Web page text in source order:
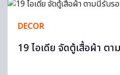
DECOR
19 ไอเดีย จัดตู้เสื้อผ้า ต